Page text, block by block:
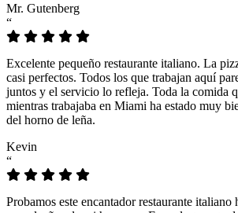
Mr. Gutenberg
“
Excelente pequeño restaurante italiano. La
casi perfectos. Todos los que trabajan aquí
juntos y el servicio lo refleja. Toda la comida
mientras trabajaba en Miami ha estado muy
del horno de leña.
Kevin
“
Probamos este encantador restaurante italiano